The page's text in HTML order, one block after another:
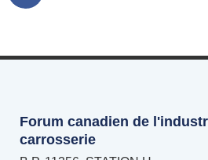
Forum canadien de
carrosserie